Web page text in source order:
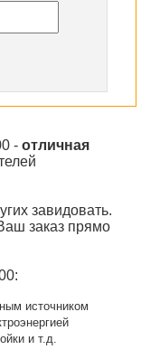
- отличная
завидовать.
заказ прямо
источником
и т.д.